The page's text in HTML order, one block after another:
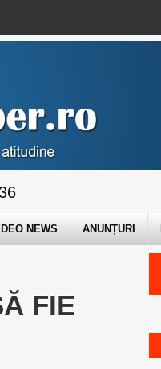
NEWS ANUNȚURI
FIE